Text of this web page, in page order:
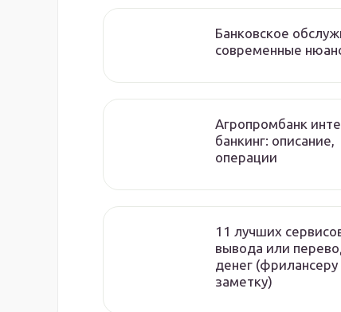
Банковское
современные
Агропромбанк
банкинг: описание,
операции
11 лучших
вывода или
денег (фрилансеру
заметку)